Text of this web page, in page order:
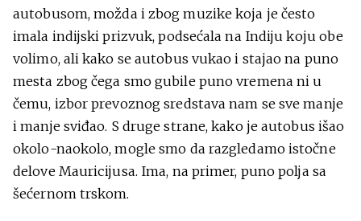
autobusom, možda i zbog muzike koja je često
imala indijski prizvuk, podsećala na Indiju koju obe
volimo, ali kako se autobus vukao i stajao na puno
mesta zbog čega smo gubile puno vremena ni u
čemu, izbor prevoznog sredstava nam se sve manje
i manje sviđao. S druge strane, kako je autobus išao
okolo-naokolo, mogle smo da razgledamo istočne
delove Mauricijusa. Ima, na primer, puno polja sa
šećernom trskom.